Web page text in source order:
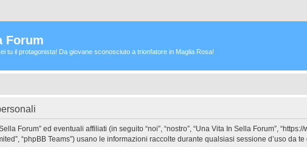
Forum
tu il protagonista! Da giovane sconosciuto a trionfatore in Maglia Rosa!
Forum” ed eventuali affiliati (in seguito “noi”, “nostro”, “Una Vita In Sella Forum”,
“phpBB Teams”) usano le informazioni raccolte durante qualsiasi sessione d’uso da